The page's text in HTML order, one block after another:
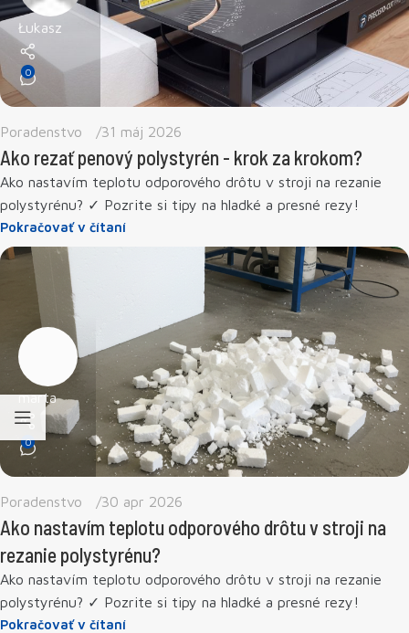
Łukasz
0
Poradenstvo 31 máj 2026
Ako rezať penový polystyrén - krok za krokom?
Ako nastavím teplotu odporového drôtu v stroji na rezanie
polystyrénu? ✓ Pozrite si tipy na hladké a presné rezy!
Pokračovať v čítaní
marta
0
Poradenstvo 30 apr 2026
Ako nastavím teplotu odporového drôtu v stroji na
rezanie polystyrénu?
Ako nastavím teplotu odporového drôtu v stroji na rezanie
polystyrénu? ✓ Pozrite si tipy na hladké a presné rezy!
Pokračovať v čítaní